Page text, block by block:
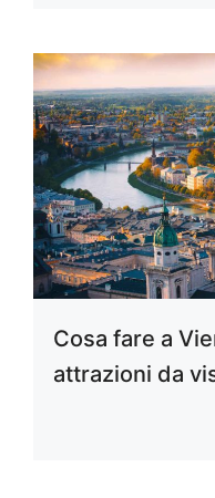
Cosa fare a
attrazioni da